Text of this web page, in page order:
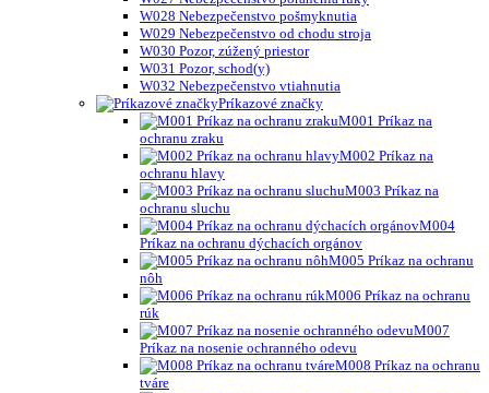
W028 Nebezpečenstvo pošmyknutia
W029 Nebezpečenstvo od chodu stroja
W030 Pozor, zúžený priestor
W031 Pozor, schod(y)
W032 Nebezpečenstvo vtiahnutia
Príkazové značky
M001 Príkaz na
ochranu zraku
M002 Príkaz na
ochranu hlavy
M003 Príkaz na
ochranu sluchu
M004
Príkaz na ochranu dýchacích orgánov
M005 Príkaz na ochranu
nôh
M006 Príkaz na ochranu
rúk
M007
Príkaz na nosenie ochranného odevu
M008 Príkaz na ochranu
tváre